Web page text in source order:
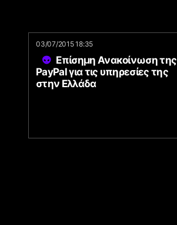
03/07/2015 18:35
Επίσημη Ανακοίνωση της
PayPal για τις υπηρεσίες της
στην Ελλάδα